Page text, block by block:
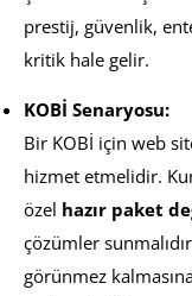
prestij, güvenlik,
kritik hale gelir.
KOBİ Senaryosu:
Bir KOBİ için web
hizmet etmelidir.
özel hazır paket
çözümler
görünmez